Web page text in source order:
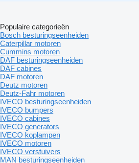
Populaire categorieën
Bosch besturingseenheiden
Caterpillar motoren
Cummins motoren
DAF besturingseenheiden
DAF cabines
DAF motoren
Deutz motoren
Deutz-Fahr motoren
IVECO besturingseenheiden
IVECO bumpers
IVECO cabines
IVECO generators
IVECO koplampen
IVECO motoren
IVECO verstuivers
MAN besturingseenheiden